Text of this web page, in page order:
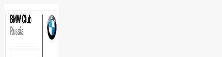
к
содержимому